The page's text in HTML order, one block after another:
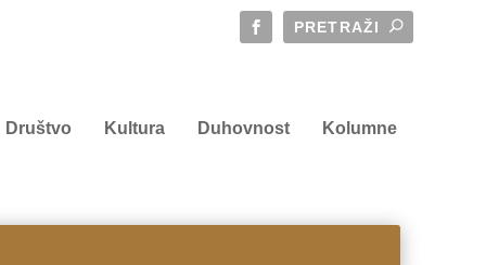
Društvo Kultura Duhovnost Kolumne